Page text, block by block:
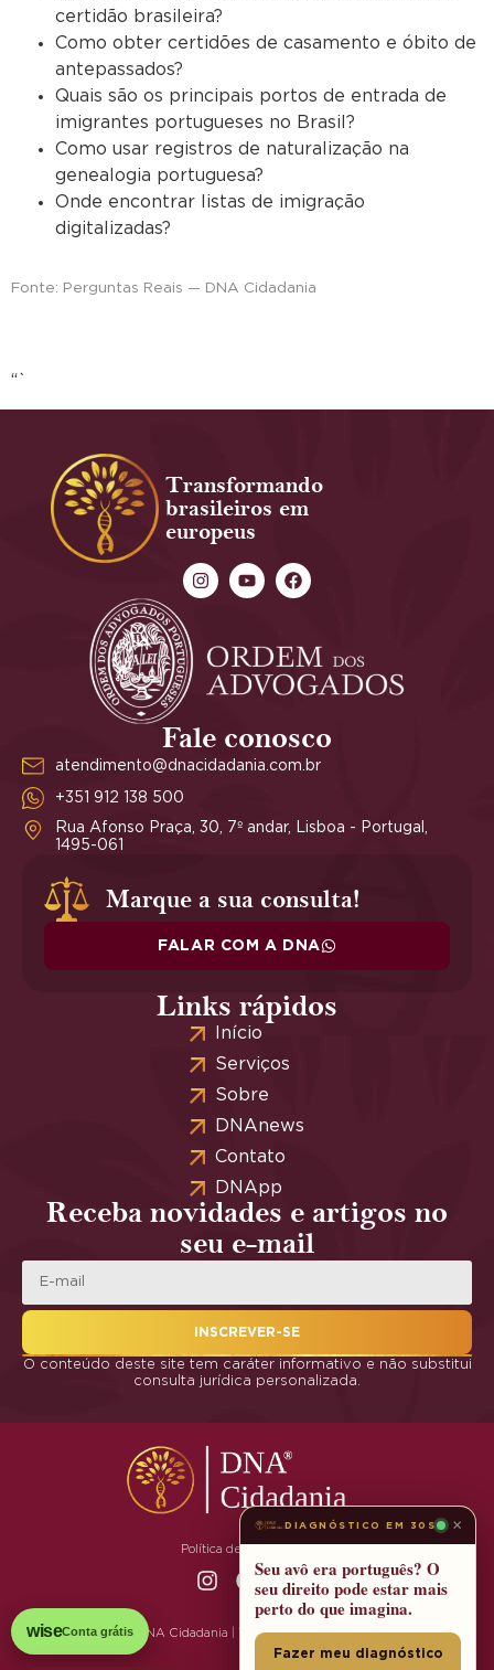
certidão brasileira?
Como obter certidões de casamento e óbito de
antepassados?
Quais são os principais portos de entrada de
imigrantes portugueses no Brasil?
Como usar registros de naturalização na
genealogia portuguesa?
Onde encontrar listas de imigração
digitalizadas?
Fonte: Perguntas Reais — DNA Cidadania
“`
Transformando
brasileiros em
europeus
Fale conosco
atendimento@dnacidadania.com.br
+351 912 138 500
Rua Afonso Praça, 30, 7º andar, Lisboa - Portugal,
1495-061
Marque a sua consulta!
FALAR COM A DNA
Links rápidos
Início
Serviços
Sobre
DNAnews
Contato
DNApp
Receba novidades e artigos no
seu e-mail
INSCREVER-SE
O conteúdo deste site tem caráter informativo e não substitui
consulta jurídica personalizada.
© 2025 DNA Cidadania | Todos os Direitos Reservados
Política de Privacidade
DIAGNÓSTICO EM 30S ×
Seu avô era português? O
seu direito pode estar mais
perto do que imagina.
Fazer meu diagnóstico
wiseConta grátis